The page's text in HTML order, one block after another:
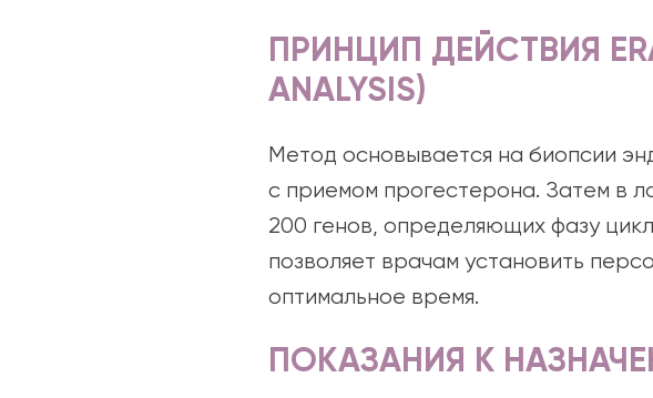
ПРИНЦИП ДЕЙСТВИЯ ERA
ANALYSIS)
Метод основывается на биопсии
с приемом прогестерона. Затем в
200 генов, определяющих фазу
позволяет врачам установить
оптимальное время.
ПОКАЗАНИЯ К